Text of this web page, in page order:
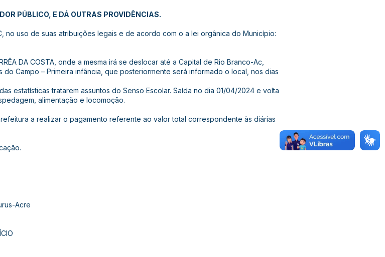
PÚBLICO, E DÁ OUTRAS PROVIDÊNCIAS.
no uso de suas atribuições legais e de acordo com o a lei orgânica do Município:
DA COSTA, onde a mesma irá se deslocar até a Capital de Rio Branco-Ac,
Campo – Primeira infância, que posteriormente será informado o local, nos dias
estatísticas tratarem assuntos do Senso Escolar. Saída no dia 01/04/2024 e volta
alimentação e locomoção.
a realizar o pagamento referente ao valor total correspondente às diárias
Acre